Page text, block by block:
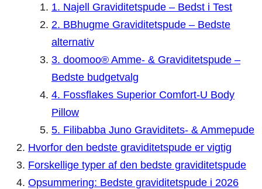
1. Najell Graviditetspude – Bedst i Test
2. BBhugme Graviditetspude – Bedste
alternativ
3. doomoo® Amme- & Graviditetspude –
Bedste budgetvalg
4. Fossflakes Superior Comfort-U Body
Pillow
5. Filibabba Juno Graviditets- & Ammepude
Hvorfor den bedste graviditetspude er vigtig
Forskellige typer af den bedste graviditetspude
Opsummering: Bedste graviditetspude i 2026